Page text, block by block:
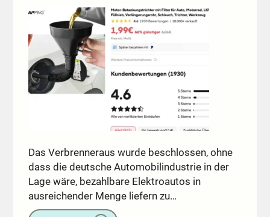
Das Verbrenneraus wurde beschlossen, ohne
dass die deutsche Automobilindustrie in der
Lage wäre, bezahlbare Elektroautos in
ausreichender Menge liefern zu…